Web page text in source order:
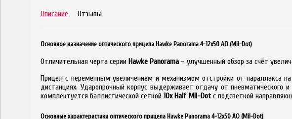
Описание Отзывы
Основное назначение оптического прицела Hawke Panorama 4-12x50 AO (Mil-Dot)
Отличительная черта серии Hawke Panorama – улучшенный обзор за счёт
Прицел с переменным увеличением и механизмом отстройки от параллакса
дистанциях. Ударопрочный корпус выдерживает отдачу от
комплектуется баллистической сеткой 10x Half Mil-Dotс подсветкой
Основные характеристики оптического прицела Hawke Panorama 4-12x50 AO (Mil-Dot)